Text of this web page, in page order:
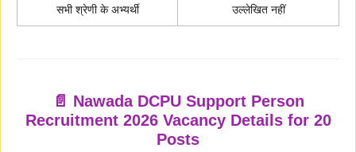
सभी श्रेणी के अभ्यर्थी उल्लेखित नहीं
📄 Nawada DCPU Support Person
Recruitment 2026 Vacancy Details for 20
Posts